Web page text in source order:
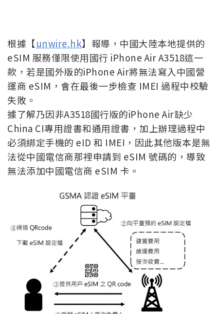
根據【unwire.hk】報導，中國大陸本地提供的
eSIM 服務僅限使用國行 iPhone Air A3518這一
款，若是國外版的iPhone Air將無法寫入中國營
運商 eSIM，會在最後一步檢查 IMEI 過程中校驗
失敗。
據了解乃因非A3518國行版的iPhone Air缺少
China CI專用證書和通用證書，加上辦理過程中
必須綁定手機的 eID 和 IMEI，因此其他版本是無
法從中國電信商那裡申請到 eSIM 號碼的，導致
無法添加中國電信商 eSIM 卡。